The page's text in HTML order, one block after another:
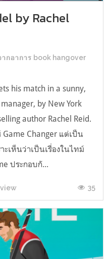
by Rachel
กอาการ book hangover
his match in a sunny,
by New York
author Rachel Reid.
Changer แต่เป็น
ะเห็นว่าเป็นเรื่องในไทม์
ประกอบกั...
35